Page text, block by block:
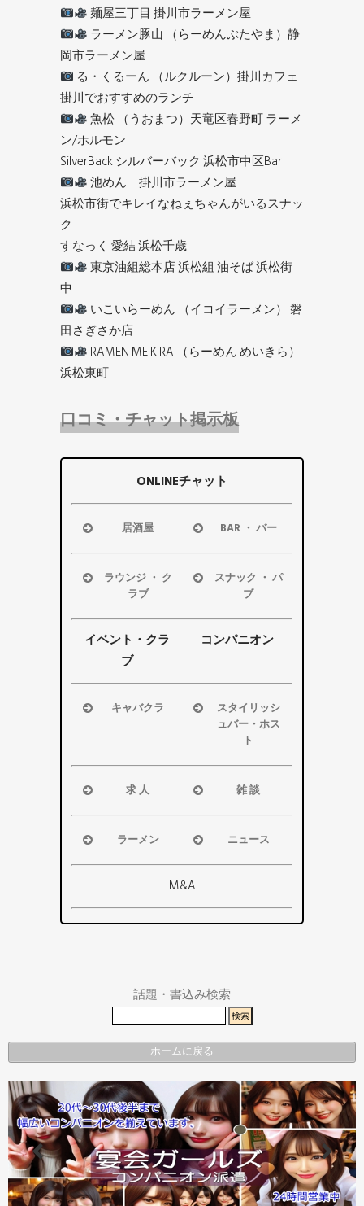
麺屋三丁目 掛川市ラーメン屋
ラーメン豚山 （らーめんぶたやま）静
岡市ラーメン屋
る・くるーん （ルクルーン）掛川カフェ
掛川でおすすめのランチ
魚松 （うおまつ）天竜区春野町 ラーメ
ン/ホルモン
SilverBack シルバーバック 浜松市中区Bar
池めん 掛川市ラーメン屋
浜松市街でキレイなねぇちゃんがいるスナッ
ク
すなっく 愛結 浜松千歳
東京油組総本店 浜松組 油そば 浜松街
中
いこいらーめん （イコイラーメン） 磐
田さぎさか店
RAMEN MEIKIRA （らーめん めいきら）
浜松東町
口コミ・チャット掲示板
ONLINEチャット
居酒屋
浜松市
磐田市
袋井市
掛川市
その他エリ
ア
BAR ・ バー
浜松市
磐田市
袋井市
掛川市
その他エリ
ラウンジ ・ ク
ラブ
浜松市
磐田市
袋井市
掛川市
その他エリ
スナック ・ パ
ブ
浜松市
磐田市
掛川市
その他エリ
ア
イベント・クラ
ブ
コンパニオン
キャバクラ
掛川市
その他エリ
ア
スタイリッシ
ュバー・ホス
ト
浜松市
磐田市・袋
その他エリ
ア
求 人
浜松市
磐田市
ア
雑 談
浜松市
磐田市
ラーメン
浜松市
袋井市
掛川市
ニュース
浜松市・磐
袋井市・掛
川市
M&A
話題・書込み検索
ホームに戻る